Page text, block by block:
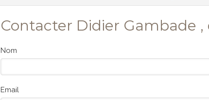
Contacter Didier Gambade
Nom
Email